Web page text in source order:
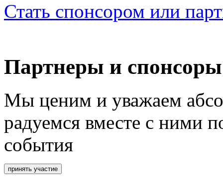
Стать спонсором или
Партнеры и спонсоры
Мы ценим и уважаем
радуемся вместе с ними
события